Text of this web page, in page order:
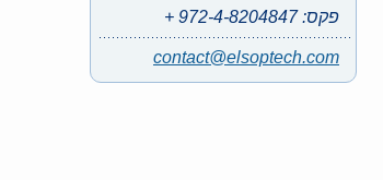
פקס: 972-4-8204847 +
contact@elsoptech.com